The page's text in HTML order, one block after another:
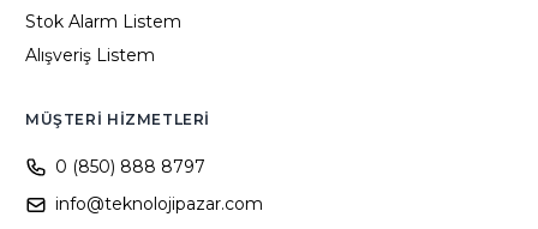
Stok Alarm Listem
Alışveriş Listem
MÜŞTERI HIZMETLERI
0 (850) 888 8797
info@teknolojipazar.com